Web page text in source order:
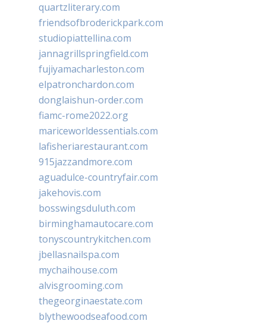
quartzliterary.com
friendsofbroderickpark.com
studiopiattellina.com
jannagrillspringfield.com
fujiyamacharleston.com
elpatronchardon.com
donglaishun-order.com
fiamc-rome2022.org
mariceworldessentials.com
lafisheriarestaurant.com
915jazzandmore.com
aguadulce-countryfair.com
jakehovis.com
bosswingsduluth.com
birminghamautocare.com
tonyscountrykitchen.com
jbellasnailspa.com
mychaihouse.com
alvisgrooming.com
thegeorginaestate.com
blythewoodseafood.com